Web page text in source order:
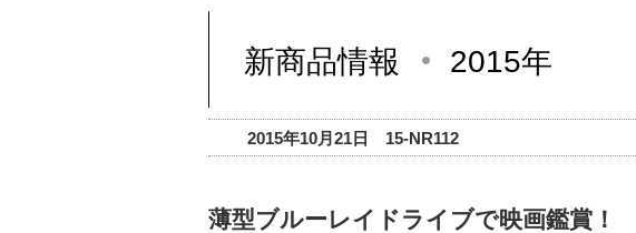
新商品情報 2015年
2015年10月21日 15-NR112
薄型ブルーレイドライブで映画鑑賞！